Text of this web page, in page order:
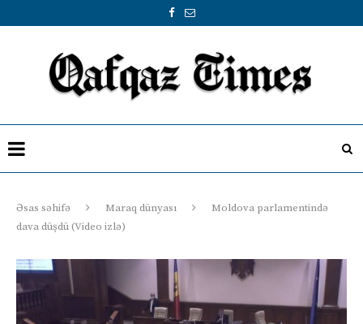
Əsas səhifə Maraq dünyası
Moldova parlamentində
dava düşdü (Video izlə)